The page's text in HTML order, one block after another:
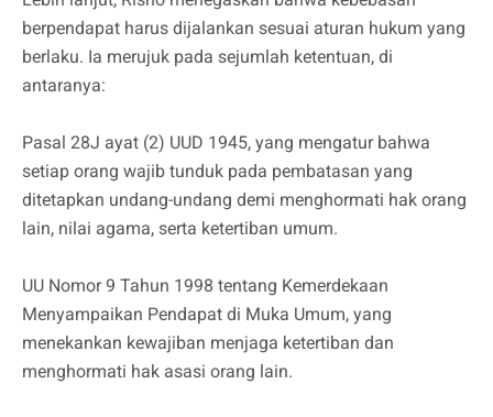
berpendapat harus dijalankan sesuai aturan hukum yang
berlaku. Ia merujuk pada sejumlah ketentuan, di
antaranya:
Pasal 28J ayat (2) UUD 1945, yang mengatur bahwa
setiap orang wajib tunduk pada pembatasan yang
ditetapkan undang-undang demi menghormati hak orang
lain, nilai agama, serta ketertiban umum.
UU Nomor 9 Tahun 1998 tentang Kemerdekaan
Menyampaikan Pendapat di Muka Umum, yang
menekankan kewajiban menjaga ketertiban dan
menghormati hak asasi orang lain.